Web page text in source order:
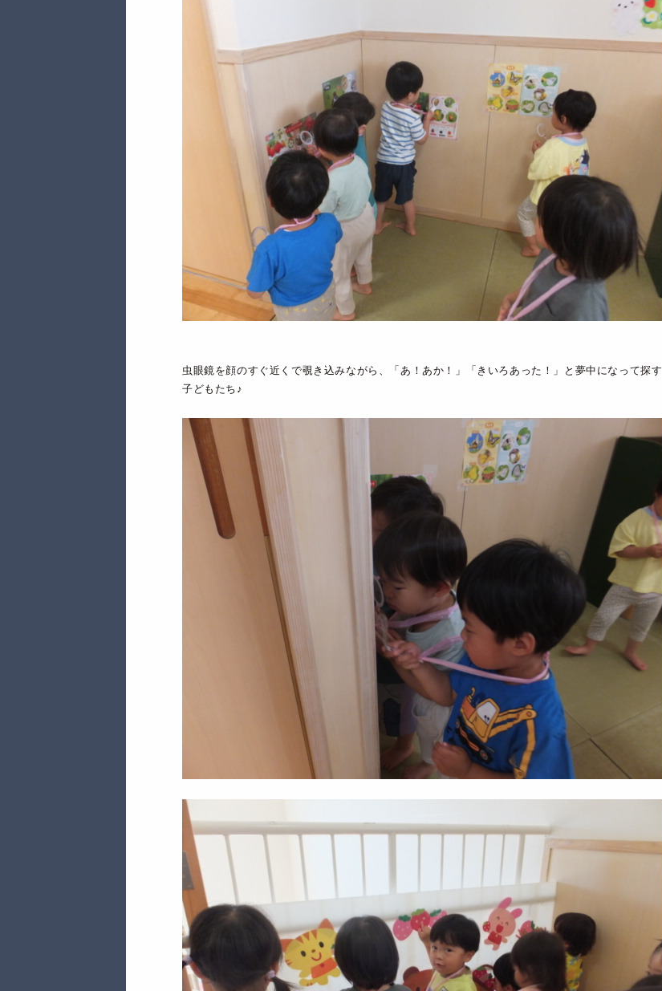
虫眼鏡を顔のすぐ近くで覗き込みながら、「あ！あか！」「きいろあった！」と夢中になって探す
子どもたち♪